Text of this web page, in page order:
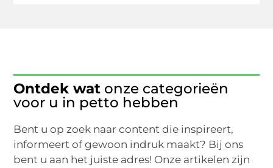
Ontdek wat onze categorieën
voor u in petto hebben
Bent u op zoek naar content die inspireert,
informeert of gewoon indruk maakt? Bij ons
bent u aan het juiste adres! Onze artikelen zijn